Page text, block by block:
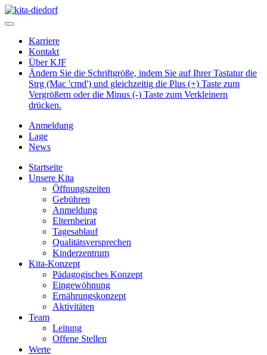
Karriere
Kontakt
Über KJF
Ändern Sie die Schriftgröße, indem Sie auf Ihrer Tastatur die
Strg (Mac 'cmd') und gleichzeitig die Plus (+) Taste zum
Vergrößern oder die Minus (-) Taste zum Verkleinern
drücken.
Anmeldung
Lage
News
Startseite
Unsere Kita
Öffnungszeiten
Gebühren
Anmeldung
Elternbeirat
Tagesablauf
Qualitätsversprechen
Kinderzentrum
Kita-Konzept
Pädagogisches Konzept
Eingewöhnung
Ernährungskonzept
Aktivitäten
Team
Leitung
Offene Stellen
Werte